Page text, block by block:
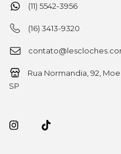
(11) 5542-3956
(16) 3413-9320
Rua Normandia, 92,
SP